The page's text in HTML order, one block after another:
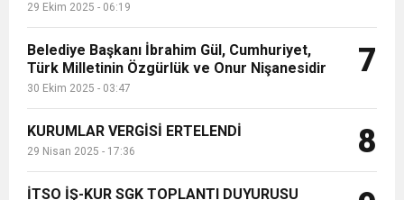
29 Ekim 2025 - 06:19
Belediye Başkanı İbrahim Gül, Cumhuriyet,
Türk Milletinin Özgürlük ve Onur Nişanesidir
30 Ekim 2025 - 03:47
7
KURUMLAR VERGİSİ ERTELENDİ
29 Nisan 2025 - 17:36 8
İTSO İŞ-KUR SGK TOPLANTI DUYURUSU